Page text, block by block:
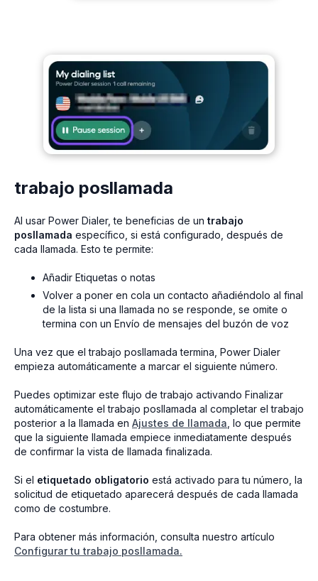
trabajo posllamada
Al usar Power Dialer, te beneficias de un trabajo
posllamada específico, si está configurado, después de
cada llamada. Esto te permite:
Añadir Etiquetas o notas
Volver a poner en cola un contacto añadiéndolo al final
de la lista si una llamada no se responde, se omite o
termina con un Envío de mensajes del buzón de voz
Una vez que el trabajo posllamada termina, Power Dialer
empieza automáticamente a marcar el siguiente número.
Puedes optimizar este flujo de trabajo activando Finalizar
automáticamente el trabajo posllamada al completar el trabajo
posterior a la llamada en Ajustes de llamada , lo que permite
que la siguiente llamada empiece inmediatamente después
de confirmar la vista de llamada finalizada.
Si el etiquetado obligatorio está activado para tu número, la
solicitud de etiquetado aparecerá después de cada llamada
como de costumbre.
Para obtener más información, consulta nuestro artículo
Configurar tu trabajo posllamada.